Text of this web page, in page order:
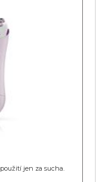
jen za sucha.